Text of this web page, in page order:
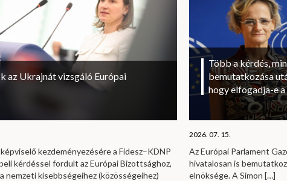
az Ukrajnát vizsgáló Európai
kezdeményezésére a Fidesz–KDNP
kérdéssel fordult az Európai Bizottsághoz,
nemzeti kisebbségeihez (közösségeihez)
Több a kérdés,
bemutatkozása
hogy elfogadja-e
2026. 07. 15.
Az Európai Parlament
hivatalosan is
elnöksége. A Simon […]